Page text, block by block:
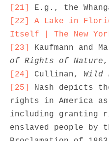
[21]
[22]
A Lake in
Itself | The New
[23]
Kaufmann and
of Rights of Nature
[24]
Cullinan, Wild
[25]
Nash depicts
rights in America
including granting
enslaved people by